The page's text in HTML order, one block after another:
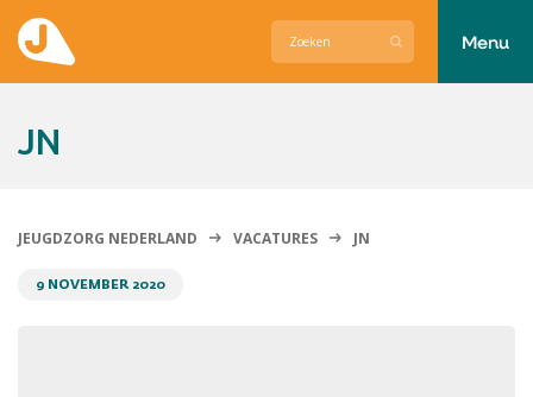
Contact
Menu
JN
JEUGDZORG NEDERLAND VACATURES JN
9 NOVEMBER 2020